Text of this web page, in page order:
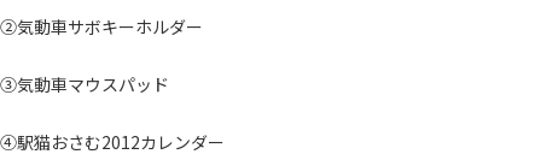
②気動車サボキーホルダー
③気動車マウスパッド
④駅猫おさむ2012カレンダー